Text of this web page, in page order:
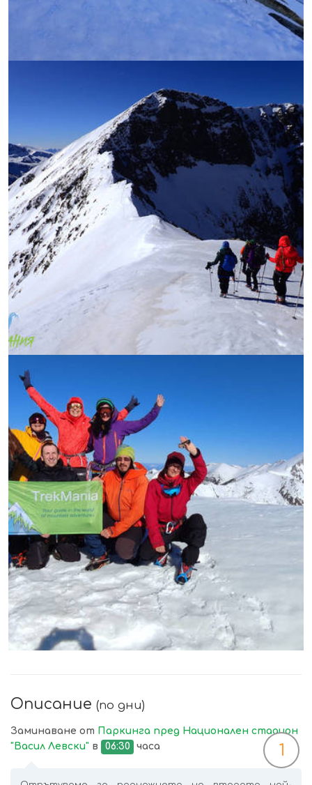
УВЕЛИЧИ
УВЕЛИЧИ
Описание (по дни)
Заминаване от Паркинга пред Национален стадион
"Васил Левски" в 06:30 часа 1